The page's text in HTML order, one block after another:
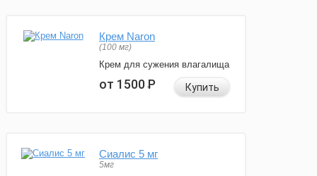
Крем Naron
(100 мг)
Крем для сужения влагалища
от 1500Р Купить
Сиалис 5 мг
5мг